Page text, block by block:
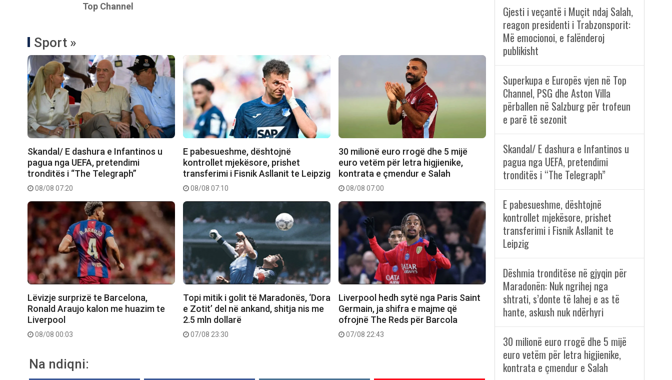
Top Channel
Sport »
Skandal/ E dashura e Infantinos u
pagua nga UEFA, pretendimi
tronditës i “The Telegraph”
08/08 07:20
E pabesueshme, dështojnë
kontrollet mjekësore, prishet
transferimi i Fisnik Asllanit te Leipzig
08/08 07:10
30 milionë euro rrogë dhe 5 mijë
euro vetëm për letra higjienike,
kontrata e çmendur e Salah
08/08 07:00
Lëvizje surprizë te Barcelona,
Ronald Araujo kalon me huazim te
Liverpool
08/08 00:03
Topi mitik i golit të Maradonës, ‘Dora
e Zotit’ del në ankand, shitja nis me
2.5 mln dollarë
07/08 23:30
Liverpool hedh sytë nga Paris Saint
Germain, ja shifra e majme që
ofrojnë The Reds për Barcola
07/08 22:43
Na ndiqni:
Gjesti i veçantë i Muçit ndaj Salah,
reagon presidenti i Trabzonsporit:
Më emocionoi, e falënderoj
publikisht
Superkupa e Europës vjen në Top
Channel, PSG dhe Aston Villa
përballen në Salzburg për trofeun
e parë të sezonit
Skandal/ E dashura e Infantinos u
pagua nga UEFA, pretendimi
tronditës i “The Telegraph”
E pabesueshme, dështojnë
kontrollet mjekësore, prishet
transferimi i Fisnik Asllanit te
Leipzig
Dëshmia tronditëse në gjyqin për
Maradonën: Nuk ngrihej nga
shtrati, s’donte të lahej e as të
hante, askush nuk ndërhyri
30 milionë euro rrogë dhe 5 mijë
euro vetëm për letra higjienike,
kontrata e çmendur e Salah